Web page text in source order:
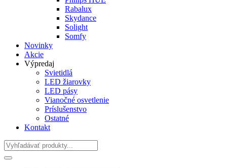
Rabalux
Skydance
Solight
Somfy
Novinky
Akcie
Výpredaj
Svietidlá
LED žiarovky
LED pásy
Vianočné osvetlenie
Príslušenstvo
Ostatné
Kontakt
Hladať